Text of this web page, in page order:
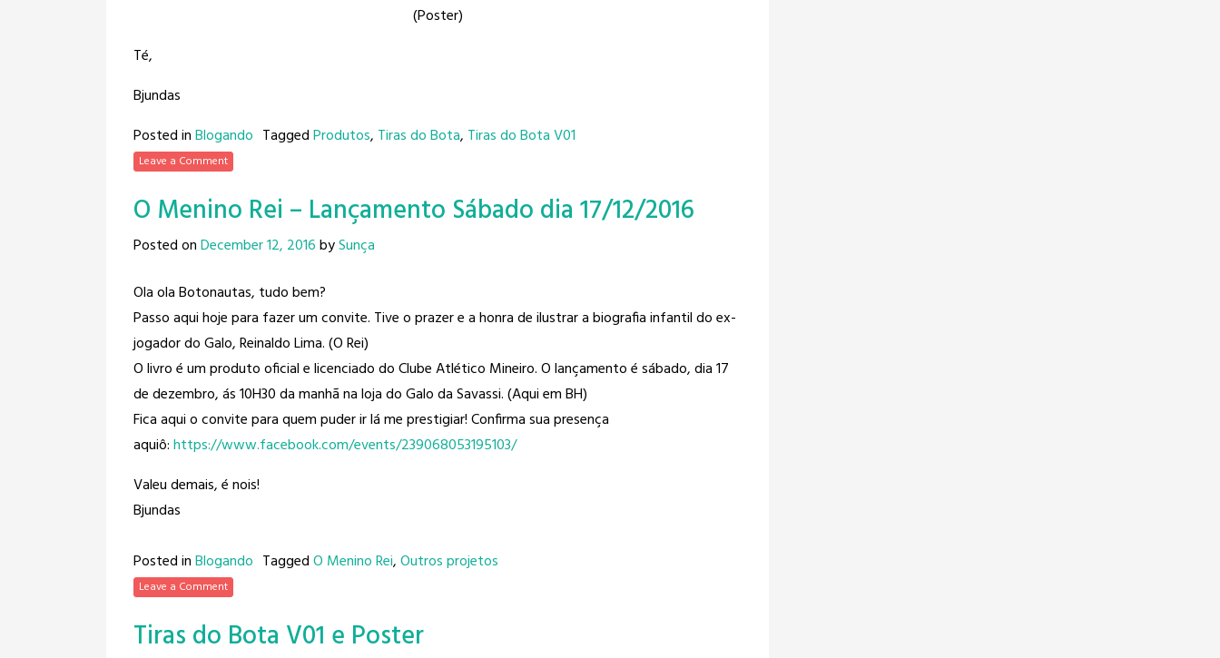
(Poster)
Té,
Bjundas
Posted inBlogando TaggedProdutos, Tiras do Bota, Tiras do Bota V01
Leave a Comment
O Menino Rei – Lançamento Sábado dia 17/12/2016
Posted onDecember 12, 2016bySunça
Ola ola Botonautas, tudo bem?
Passo aqui hoje para fazer um convite. Tive o prazer e a honra de ilustrar a biografia infantil do ex-
jogador do Galo, Reinaldo Lima​. (O Rei)
O livro é um produto oficial e licenciado do Clube Atlético Mineiro​. O lançamento é sábado, dia 17
de dezembro, ás 10H30 da manhã na loja do Galo da Savassi. (Aqui em BH)
Fica aqui o convite para quem puder ir lá me prestigiar! Confirma sua presença
aquiô:https://www.facebook.com/events/239068053195103/
Valeu demais, é nois!
Bjundas
Posted inBlogando TaggedO Menino Rei,Outros projetos
Leave a Comment
Tiras do Bota V01 e Poster